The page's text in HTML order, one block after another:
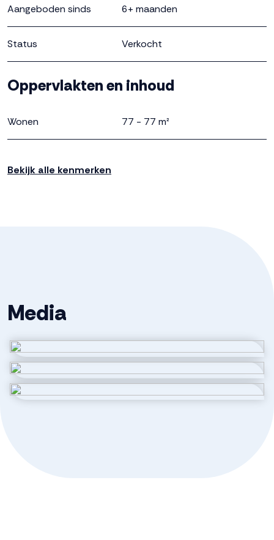
Aangeboden sinds 6+ maanden
Status Verkocht
Oppervlakten en inhoud
Wonen 77 - 77 m²
Bekijk alle kenmerken
Media